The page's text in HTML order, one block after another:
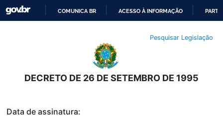
O
CONTEÚDO
COMUNICA BR ACESSO À INFORMAÇÃO
Pesquisar Legislação
DECRETO DE 26 DE SETEMBRO DE 1995
Data de assinatura: